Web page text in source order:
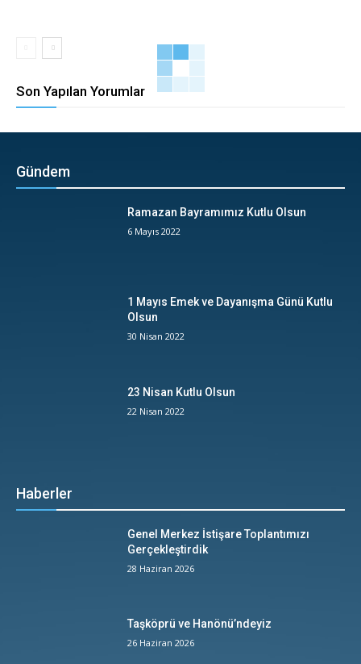
Son Yapılan Yorumlar
Gündem
Ramazan Bayramımız Kutlu Olsun
6 Mayıs 2022
1 Mayıs Emek ve Dayanışma Günü Kutlu
Olsun
30 Nisan 2022
23 Nisan Kutlu Olsun
22 Nisan 2022
Haberler
Genel Merkez İstişare Toplantımızı
Gerçekleştirdik
28 Haziran 2026
Taşköprü ve Hanönü’ndeyiz
26 Haziran 2026